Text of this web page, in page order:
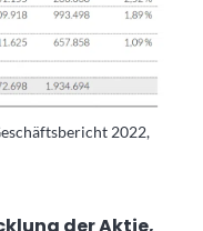
2022,
der Aktie,